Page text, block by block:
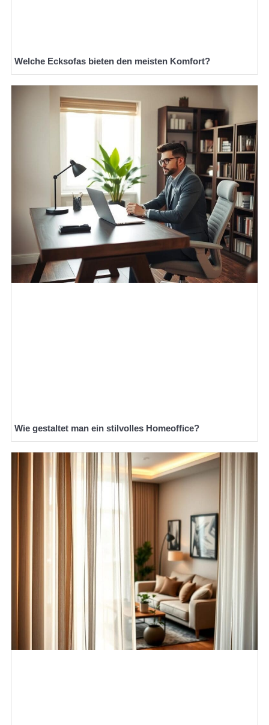
Welche Ecksofas bieten den meisten Komfort?
Wie gestaltet man ein stilvolles Homeoffice?